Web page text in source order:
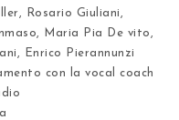
Rosario Giuliani,
Maria Pia De vito,
Enrico Pierannunzi
con la vocal coach